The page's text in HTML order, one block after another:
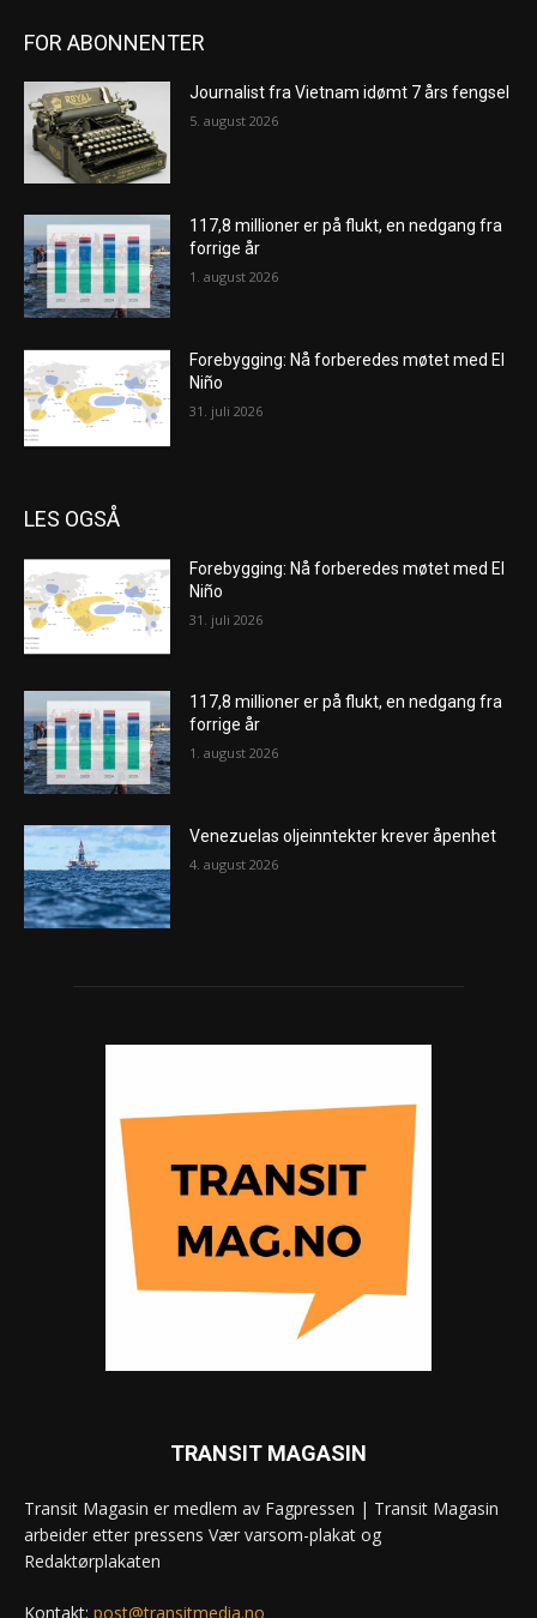
FOR ABONNENTER
Journalist fra Vietnam idømt 7 års fengsel
5. august 2026
117,8 millioner er på flukt, en nedgang fra
forrige år
1. august 2026
Forebygging: Nå forberedes møtet med El
Niño
31. juli 2026
LES OGSÅ
Forebygging: Nå forberedes møtet med El
Niño
31. juli 2026
117,8 millioner er på flukt, en nedgang fra
forrige år
1. august 2026
Venezuelas oljeinntekter krever åpenhet
4. august 2026
TRANSIT MAGASIN
Transit Magasin er medlem av Fagpressen | Transit Magasin
arbeider etter pressens Vær varsom-plakat og
Redaktørplakaten
Kontakt: post@transitmedia.no